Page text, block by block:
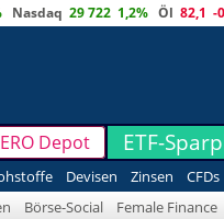
Nasdaq 29 722 1,2% Öl 82,1 -
Depot ETF-
Devisen Zinsen CFDs
Börse-Social Female Finance